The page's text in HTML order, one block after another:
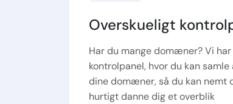
Overskueligt
Har du mange domæner? Vi
kontrolpanel, hvor du kan samle
dine domæner, så du kan nemt
hurtigt danne dig et overblik